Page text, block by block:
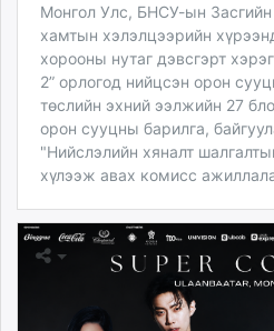
Монгол Улс, БНСУ-ын
хамтын хэлэлцээрийн
хорооны нутаг дэвсгэрт
2” орлогод нийцсэн орон
төслийн эхний ээлжийн 27
орон сууцны барилга,
"Нийслэлийн хяналт
хүлээж авах комисс